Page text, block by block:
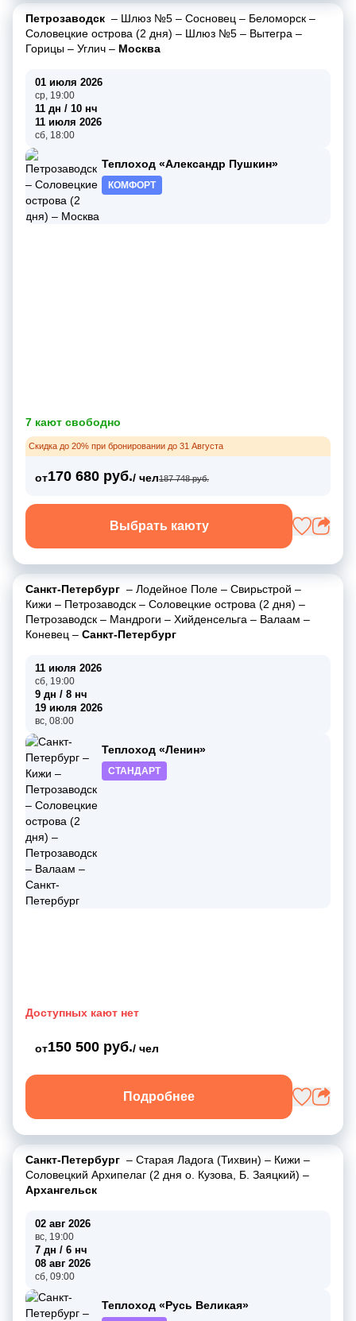
Петрозаводск – Шлюз №5 – Сосновец – Беломорск –
Соловецкие острова (2 дня) – Шлюз №5 – Вытегра –
Горицы – Углич – Москва
01 июля 2026
ср, 19:00
11 дн / 10 нч
11 июля 2026
сб, 18:00
Теплоход «Александр Пушкин»
КОМФОРТ
7 кают свободно
Скидка до 20% при бронировании до 31 Августа
от170 680 руб./ чел187 748 руб.
Выбрать каюту
Санкт-Петербург – Лодейное Поле – Свирьстрой –
Кижи – Петрозаводск – Соловецкие острова (2 дня) –
Петрозаводск – Мандроги – Хийденсельга – Валаам –
Коневец – Санкт-Петербург
11 июля 2026
сб, 19:00
9 дн / 8 нч
19 июля 2026
вс, 08:00
Теплоход «Ленин»
СТАНДАРТ
Доступных кают нет
от150 500 руб./ чел
Подробнее
Санкт-Петербург – Старая Ладога (Тихвин) – Кижи –
Соловецкий Архипелаг (2 дня о. Кузова, Б. Заяцкий) –
Архангельск
02 авг 2026
вс, 19:00
7 дн / 6 нч
08 авг 2026
сб, 09:00
Теплоход «Русь Великая»